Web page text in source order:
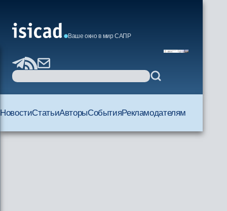
Ваше окно в мир САПР
НовостиСтатьиАвторыСобытияРекламодателям